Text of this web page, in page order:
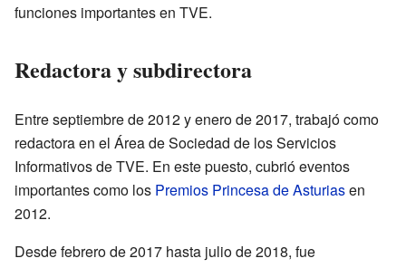
funciones importantes en TVE.
Redactora y subdirectora
Entre septiembre de 2012 y enero de 2017, trabajó como
redactora en el Área de Sociedad de los Servicios
Informativos de TVE. En este puesto, cubrió eventos
importantes como los Premios Princesa de Asturiasen
2012.
Desde febrero de 2017 hasta julio de 2018, fue